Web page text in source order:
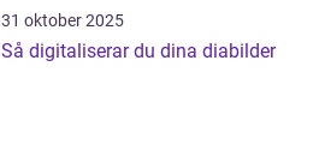
31 oktober 2025
Så digitaliserar du dina diabilder